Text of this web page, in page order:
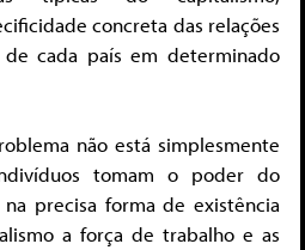
concreta das relações
cada país em determinado
não está simplesmente
tomam o poder do
precisa forma de existência
a força de trabalho e as